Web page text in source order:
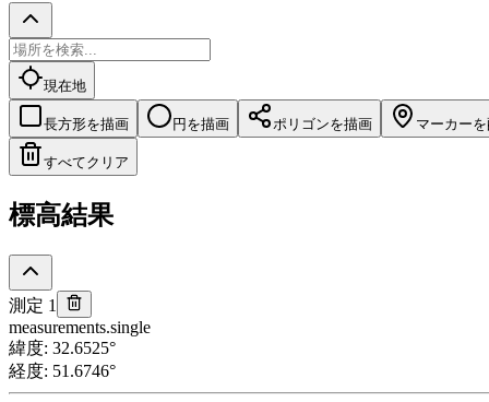
現在地
長方形を描画 円を描画 ポリゴンを描画 マーカー
すべてクリア
標高結果
測定 1
measurements.single
緯度: 32.6525°
経度: 51.6746°